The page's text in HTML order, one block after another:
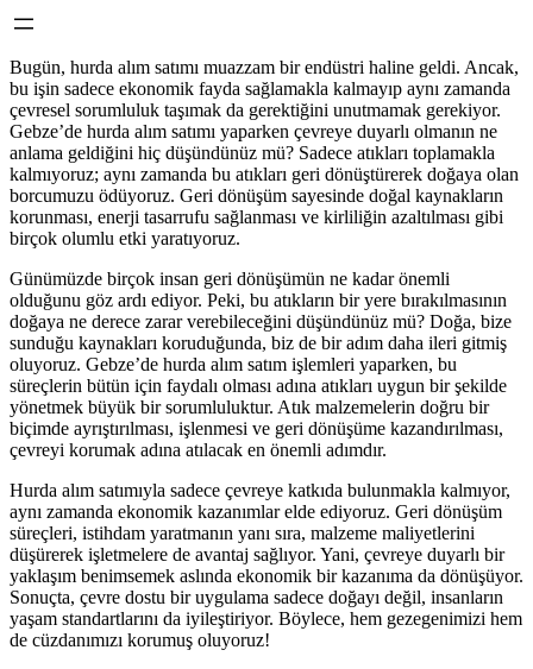
Bugün, hurda alım satımı muazzam bir endüstri haline geldi. Ancak,
bu işin sadece ekonomik fayda sağlamakla kalmayıp aynı zamanda
çevresel sorumluluk taşımak da gerektiğini unutmamak gerekiyor.
Gebze’de hurda alım satımı yaparken çevreye duyarlı olmanın ne
anlama geldiğini hiç düşündünüz mü? Sadece atıkları toplamakla
kalmıyoruz; aynı zamanda bu atıkları geri dönüştürerek doğaya olan
borcumuzu ödüyoruz. Geri dönüşüm sayesinde doğal kaynakların
korunması, enerji tasarrufu sağlanması ve kirliliğin azaltılması gibi
birçok olumlu etki yaratıyoruz.
Günümüzde birçok insan geri dönüşümün ne kadar önemli
olduğunu göz ardı ediyor. Peki, bu atıkların bir yere bırakılmasının
doğaya ne derece zarar verebileceğini düşündünüz mü? Doğa, bize
sunduğu kaynakları koruduğunda, biz de bir adım daha ileri gitmiş
oluyoruz. Gebze’de hurda alım satım işlemleri yaparken, bu
süreçlerin bütün için faydalı olması adına atıkları uygun bir şekilde
yönetmek büyük bir sorumluluktur. Atık malzemelerin doğru bir
biçimde ayrıştırılması, işlenmesi ve geri dönüşüme kazandırılması,
çevreyi korumak adına atılacak en önemli adımdır.
Hurda alım satımıyla sadece çevreye katkıda bulunmakla kalmıyor,
aynı zamanda ekonomik kazanımlar elde ediyoruz. Geri dönüşüm
süreçleri, istihdam yaratmanın yanı sıra, malzeme maliyetlerini
düşürerek işletmelere de avantaj sağlıyor. Yani, çevreye duyarlı bir
yaklaşım benimsemek aslında ekonomik bir kazanıma da dönüşüyor.
Sonuçta, çevre dostu bir uygulama sadece doğayı değil, insanların
yaşam standartlarını da iyileştiriyor. Böylece, hem gezegenimizi hem
de cüzdanımızı korumuş oluyoruz!